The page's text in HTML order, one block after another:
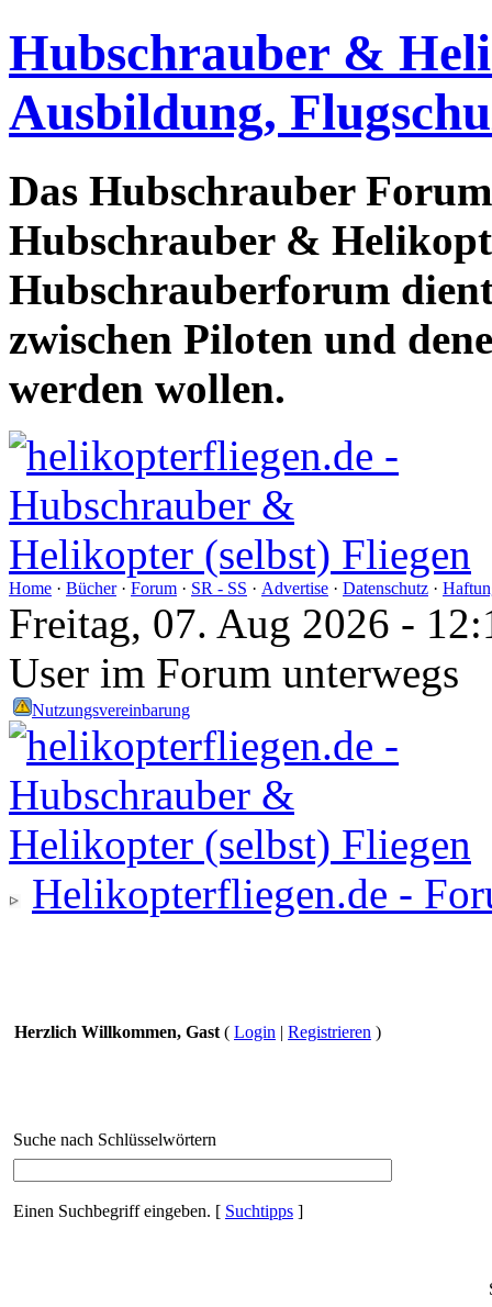
Hubschrauber &
Ausbildung,
Das Hubschrauber
Hubschrauber &
Hubschrauberforum
zwischen Piloten und
werden wollen.
Home · Bücher· Forum · SR - SS · Advertise · Datenschutz ·
Freitag, 07. Aug 2026 -
User im Forum unterwegs
Nutzungsvereinbarung
Helikopterfliegen.de -
Herzlich Willkommen, Gast ( Login | Registrieren )
Suche nach Schlüsselwörtern
Einen Suchbegriff eingeben. [ Suchtipps ]